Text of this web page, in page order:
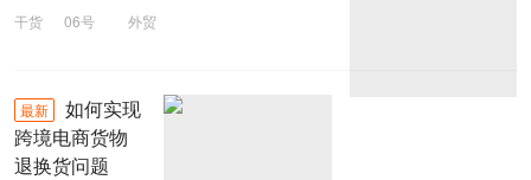
干货 06号 外贸
最新
如何实现
跨境电商货物
退换货问题